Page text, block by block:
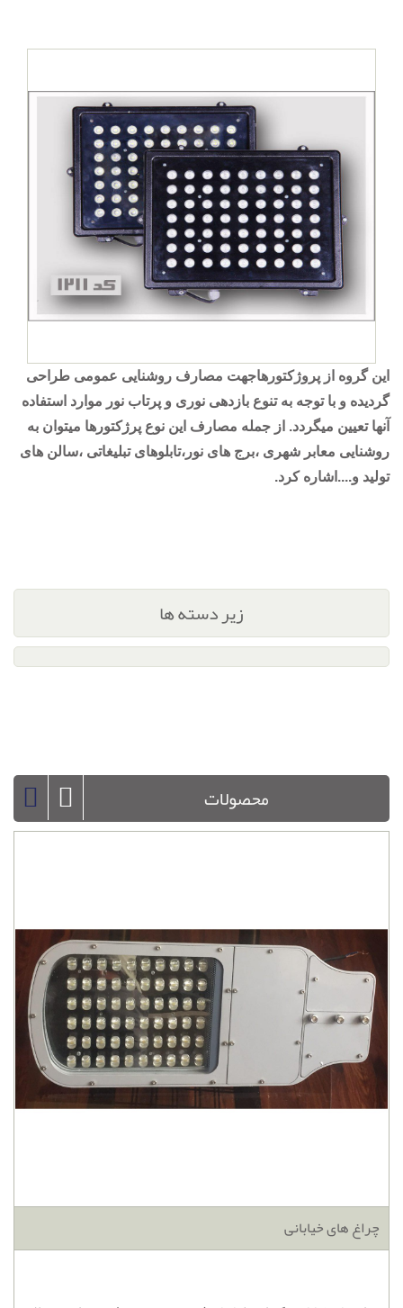
این گروه از پروژکتورهاجهت مصارف روشنایی عمومی طراحی
گردیده و با توجه به تنوع بازدهی نوری و پرتاب نور موارد استفاده
آنها تعیین میگردد. از جمله مصارف این نوع پرژکتورها میتوان به
روشنایی معابر شهری ،برج های نور،تابلوهای تبلیغاتی ،سالن های
تولید و....اشاره کرد.
زیر دسته ها
محصولات
چراغ های خیابانی